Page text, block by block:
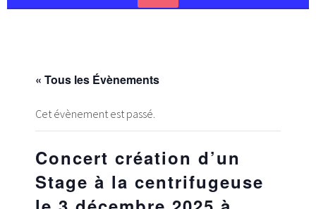
« Tous les Évènements
Cet évènement est passé.
Concert création d’un
Stage à la centrifugeuse